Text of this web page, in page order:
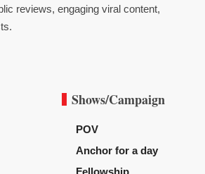
reviews, engaging viral content,
Shows/Campaign
POV
Anchor for a day
Fellowship